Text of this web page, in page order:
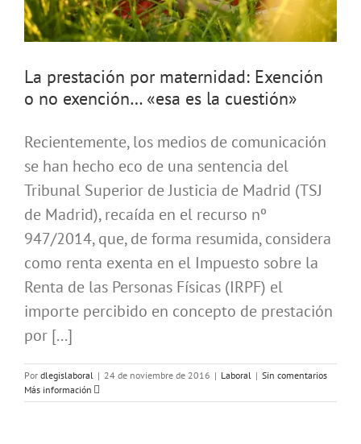
La prestación por maternidad: Exención
o no exención… «esa es la cuestión»
Recientemente, los medios de comunicación
se han hecho eco de una sentencia del
Tribunal Superior de Justicia de Madrid (TSJ
de Madrid), recaída en el recurso nº
947/2014, que, de forma resumida, considera
como renta exenta en el Impuesto sobre la
Renta de las Personas Físicas (IRPF) el
importe percibido en concepto de prestación
por [...]
Por dlegislaboral | 24 de noviembre de 2016 | Laboral | Sin comentarios
Más información